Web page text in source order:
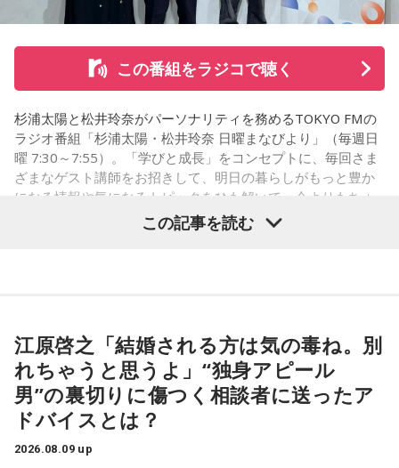
て、また、日常のLINEでも、男性は独身生活をアピールする
ような内容を送ってきていました。私は隣に大切な彼女がい
ることなんて想像もしていませんでした。私はどうやって前
を向けば良いか、そして、このまま暗い雰囲気のまま仕事を
すべきか、悩んでいます。アドバイスをいただきたいです。
＜江原からの回答＞
――あまりにも身勝手な男性の振る舞いに、番組パートナー
の奥迫は「そういう方と結婚しなくて良かったんじゃないか
場になっても、どちらにも不誠実な方です。今後もこういう
ホですよ、こんなの。早く分かって良かったじゃない。
奥迫：良かったです。私もそう思います。
江原：ねえ。そんな男を見抜けなかった自分を恥じるべき。
それでいて仰るように、結婚される彼女も気の毒ですね。
この番組をラジコで聴く
杉浦太陽と松井玲奈がパーソナリティを務めるTOKYO FMの
ラジオ番組「杉浦太陽・松井玲奈 日曜まなびより」（毎週日
曜 7:30～7:55）。「学びと成長」をコンセプトに、毎回さま
ざまなゲスト講師をお招きして、明日の暮らしがもっと豊か
になる情報や気になるトピックをひも解いて、今よりもちょ
っと成長することを目指す番組です。
（左から）松井玲奈、平野貴也さん、杉浦太陽
◆国民の暮らしを支える国家公務員の仕事
この記事を読む
江原啓之「結婚される方は気の毒ね。別
れちゃうと思うよ」“独身アピール
男”の裏切りに傷つく相談者に送ったア
ドバイスとは？
2026.08.09 up